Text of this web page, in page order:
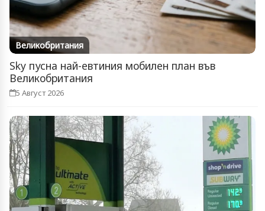
Великобритания
Sky пусна най-евтиния мобилен план във
Великобритания
5 Август 2026